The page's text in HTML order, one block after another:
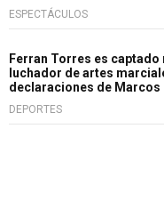
ESPECTÁCULOS
Ferran Torres es
luchador de artes
declaraciones de Marcos
DEPORTES